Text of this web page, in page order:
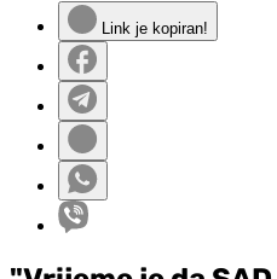
Link je kopiran!